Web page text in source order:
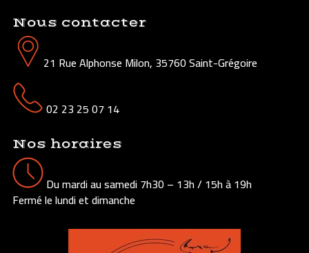
Nous contacter
21 Rue Alphonse Milon, 35760 Saint-Grégoire
02 23 25 07 14
Nos horaires
Du mardi au samedi 7h30 – 13h / 15h à 19h
Fermé le lundi et dimanche